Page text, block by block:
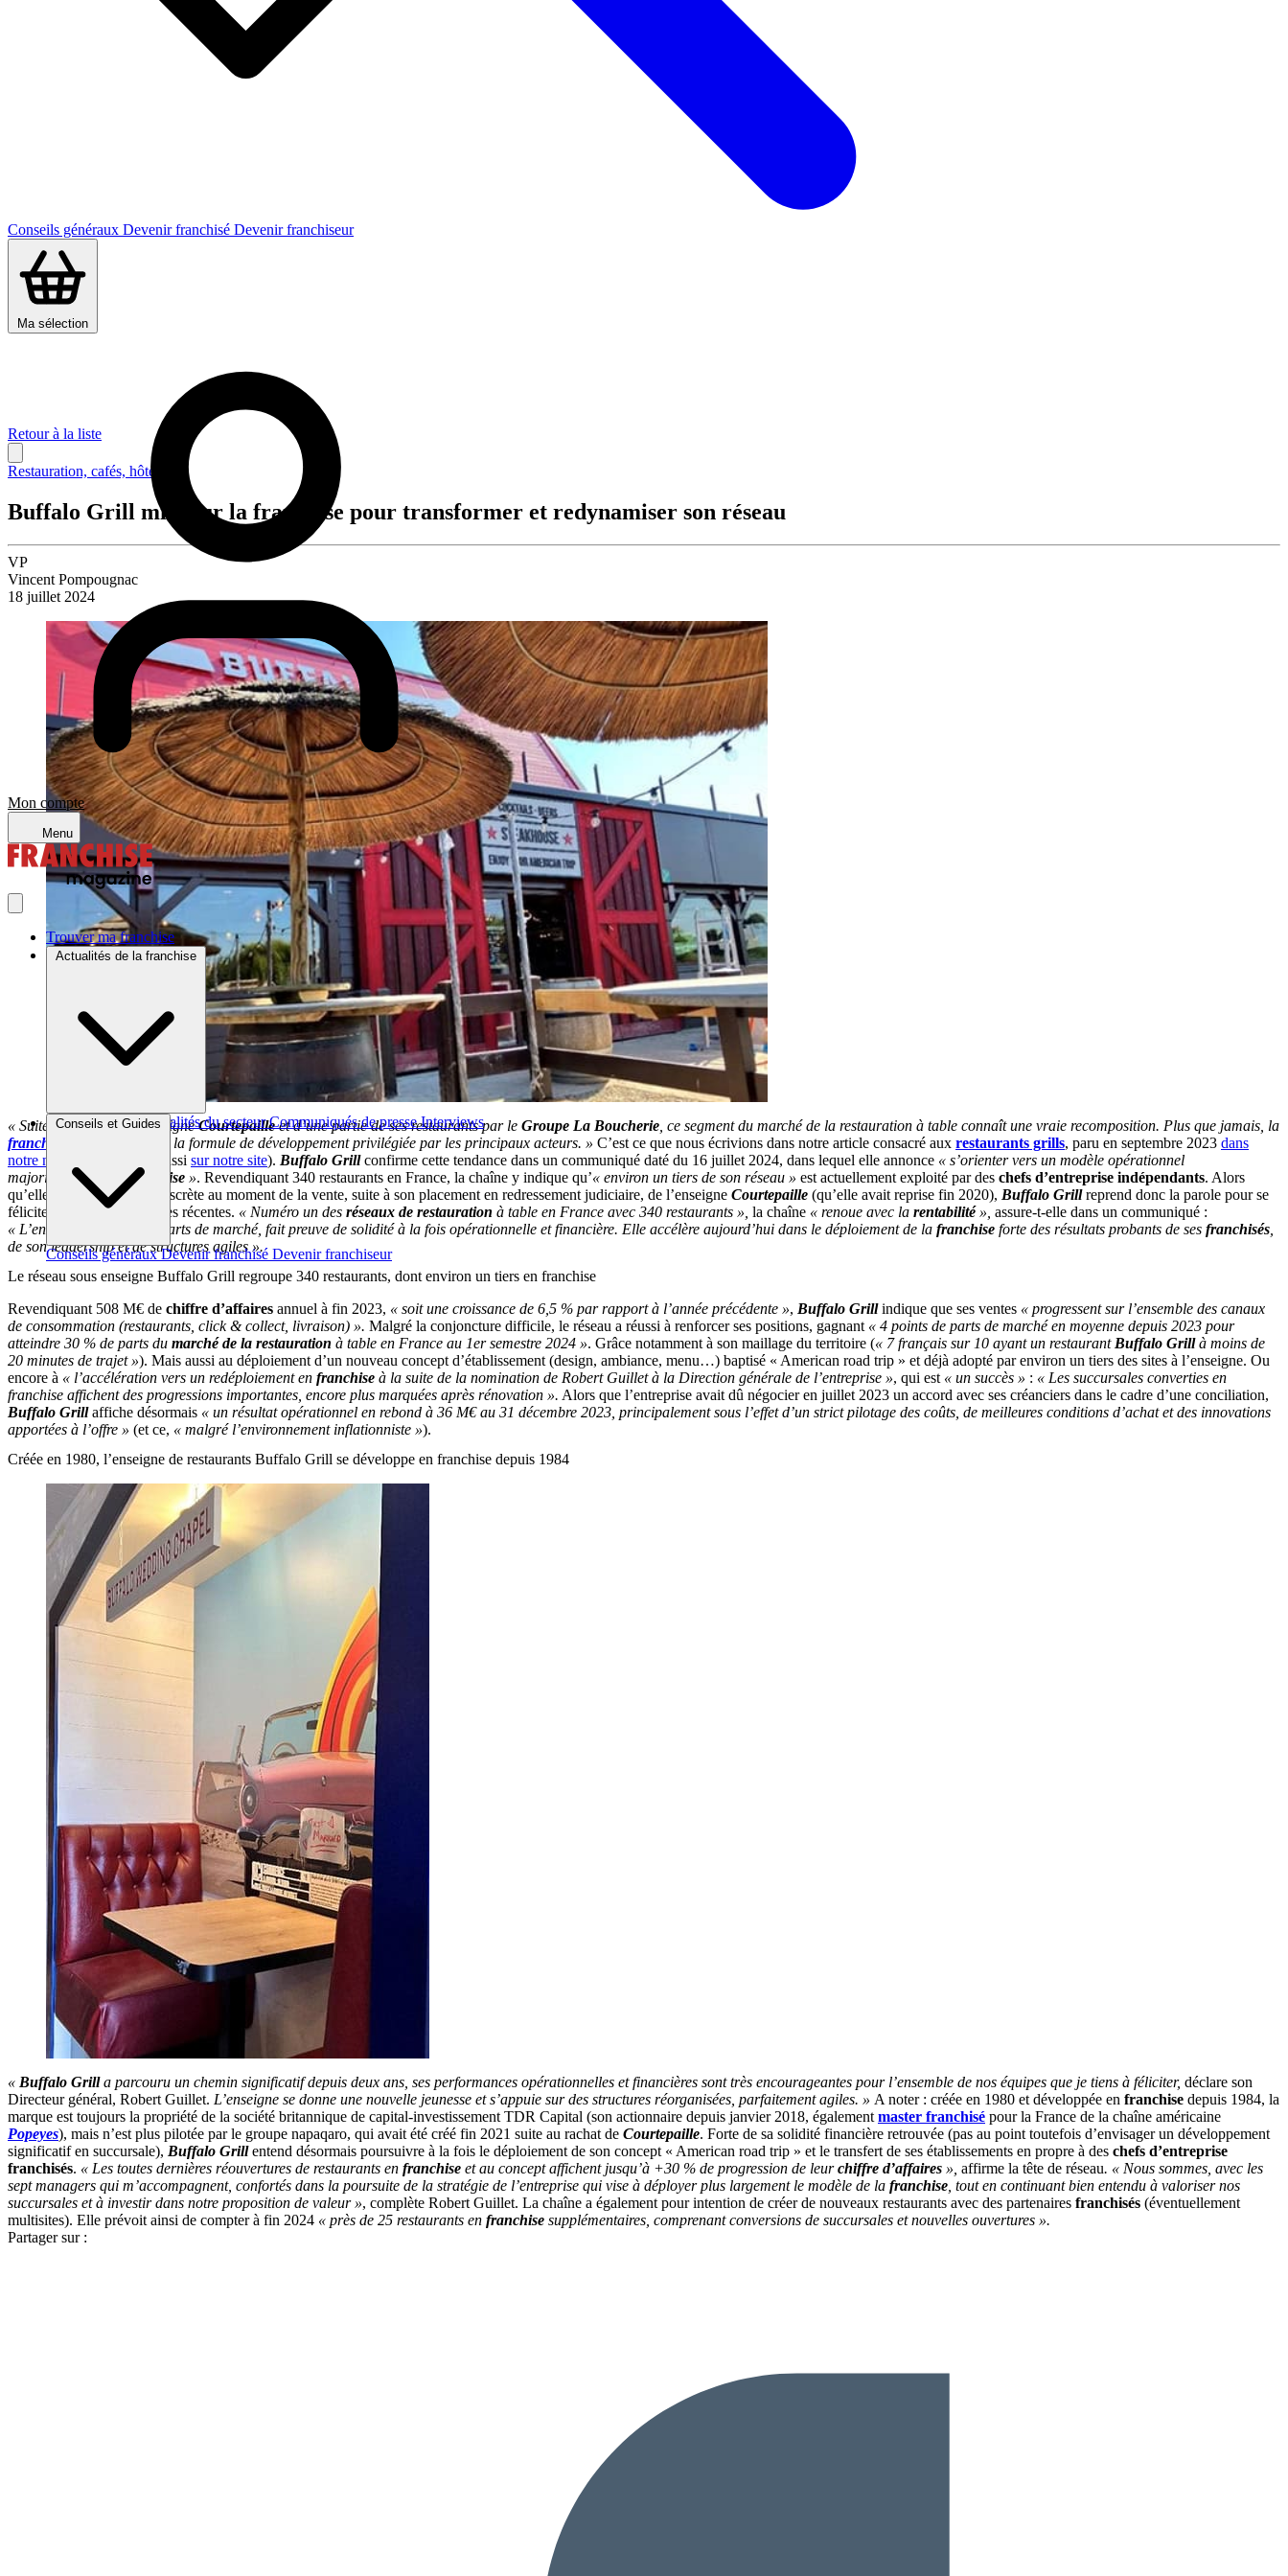
Conseils généraux Devenir franchisé Devenir franchiseur
Ma sélection
Mon compte
Menu
Trouver ma franchise
Actualités de la franchise
Brèves et actus Actualités du secteur Communiqués de presse Interviews
Conseils et Guides
Conseils généraux Devenir franchisé Devenir franchiseur
Retour à la liste
Restauration, cafés, hôtellerie
Buffalo Grill mise sur la franchise pour transformer et redynamiser son réseau
VP
Vincent Pompougnac
18 juillet 2024
« Suite au rachat de l’enseigneCourtepailleet d’une partie de ses restaurants par le Groupe La Boucherie , ce segment du marché de la restauration à table connaît une vraie recomposition. Plus que jamais, la
franchise
apparaît comme la formule de développement privilégiée par les principaux acteurs. » C’est ce que nous écrivions dans notre article consacré aux restaurants grills, paru en septembre 2023 dans
notre numéro 278
(à lire aussi sur notre site). Buffalo Grillconfirme cette tendance dans un communiqué daté du 16 juillet 2024, dans lequel elle annonce « s’orienter vers un modèle opérationnel
majoritairement enfranchise ». Revendiquant 340 restaurants en France, la chaîne y indique qu’« environ un tiers de son réseau » est actuellement exploité par des chefs d’entreprise indépendants. Alors
qu’elle était restée plutôt discrète au moment de la vente, suite à son placement en redressement judiciaire, de l’enseigne Courtepaille (qu’elle avait reprise fin 2020), Buffalo Grillreprend donc la parole pour se
féliciter de ses performances récentes. « Numéro un des réseaux de restauration à table en France avec 340 restaurants », la chaîne « renoue avec la rentabilité», assure-t-elle dans un communiqué :
« L’entreprise gagne des parts de marché, fait preuve de solidité à la fois opérationnelle et financière. Elle accélère aujourd’hui dans le déploiement de la franchise forte des résultats probants de ses franchisés
de son leadership et de structures agiles ».
Le réseau sous enseigne Buffalo Grill regroupe 340 restaurants, dont environ un tiers en franchise
Revendiquant 508 M€ de chiffre d’affaires annuel à fin 2023, « soit une croissance de 6,5 % par rapport à l’année précédente », Buffalo Grillindique que ses ventes « progressent sur l’ensemble des canaux
de consommation (restaurants, click & collect, livraison) ». Malgré la conjoncture difficile, le réseau a réussi à renforcer ses positions, gagnant « 4 points de parts de marché en moyenne depuis 2023 pour
atteindre 30 % de parts du marché de la restauration à table en France au 1er semestre 2024 ». Grâce notamment à son maillage du territoire (« 7 français sur 10 ayant un restaurant Buffalo Grillà moins de
20 minutes de trajet »). Mais aussi au déploiement d’un nouveau concept d’établissement (design, ambiance, menu…) baptisé « American road trip » et déjà adopté par environ un tiers des sites à l’enseigne. Ou
encore à « l’accélération vers un redéploiement en franchise à la suite de la nomination de Robert Guillet à la Direction générale de l’entreprise », qui est « un succès » : « Les succursales converties en
franchise affichent des progressions importantes, encore plus marquées après rénovation ». Alors que l’entreprise avait dû négocier en juillet 2023 un accord avec ses créanciers dans le cadre d’une conciliation,
Buffalo Grillaffiche désormais « un résultat opérationnel en rebond à 36 M€ au 31 décembre 2023, principalement sous l’effet d’un strict pilotage des coûts, de meilleures conditions d’achat et des innovations
apportées à l’offre » (et ce, « malgré l’environnement inflationniste »).
Créée en 1980, l’enseigne de restaurants Buffalo Grill se développe en franchise depuis 1984
« Buffalo Grilla parcouru un chemin significatif depuis deux ans, ses performances opérationnelles et financières sont très encourageantes pour l’ensemble de nos équipes que je tiens à féliciter, déclare son
Directeur général, Robert Guillet. L’enseigne se donne une nouvelle jeunesse et s’appuie sur des structures réorganisées, parfaitement agiles. » A noter : créée en 1980 et développée en franchise depuis 1984, la
marque est toujours la propriété de la société britannique de capital-investissement TDR Capital (son actionnaire depuis janvier 2018, également master franchisé pour la France de la chaîne américaine
Popeyes), mais n’est plus pilotée par le groupe napaqaro, qui avait été créé fin 2021 suite au rachat de Courtepaille. Forte de sa solidité financière retrouvée (pas au point toutefois d’envisager un développement
significatif en succursale), Buffalo Grillentend désormais poursuivre à la fois le déploiement de son concept « American road trip » et le transfert de ses établissements en propre à des chefs d’entreprise
franchisés. « Les toutes dernières réouvertures de restaurants en franchise et au concept affichent jusqu’à +30 % de progression de leurchiffre d’affaires », affirme la tête de réseau. « Nous sommes, avec les
sept managers qui m’accompagnent, confortés dans la poursuite de la stratégie de l’entreprise qui vise à déployer plus largement le modèle de la franchise , tout en continuant bien entendu à valoriser nos
succursales et à investir dans notre proposition de valeur », complète Robert Guillet. La chaîne a également pour intention de créer de nouveaux restaurants avec des partenaires franchisés (éventuellement
multisites). Elle prévoit ainsi de compter à fin 2024 « près de 25 restaurants en franchise supplémentaires, comprenant conversions de succursales et nouvelles ouvertures ».
Partager sur :